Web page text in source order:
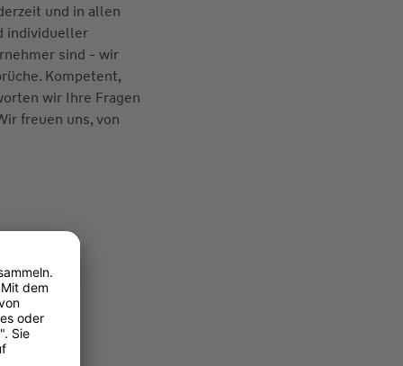
und in allen
individueller
sind - wir
Kompetent,
wir Ihre Fragen
freuen uns, von